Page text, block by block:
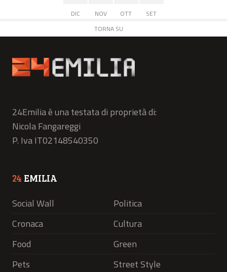
DIC NOV OTT
SET
TORNA SU
24Emilia è una testata di proprietà di:
Nicola Fangareggi
P. Iva IT02148540350
24 EMILIA
Social Wall
Politica
Cronaca
Cultura
Food
Green
Pets
Street Style